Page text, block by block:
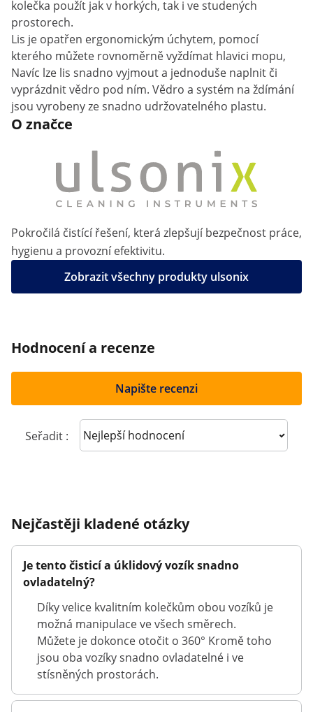
kolečka použít jak v horkých, tak i ve studených
prostorech.
Lis je opatřen ergonomickým úchytem, pomocí
kterého můžete rovnoměrně vyždímat hlavici mopu,
Navíc lze lis snadno vyjmout a jednoduše naplnit či
vyprázdnit vědro pod ním. Vědro a systém na ždímání
jsou vyrobeny ze snadno udržovatelného plastu.
O značce
Pokročilá čistící řešení, která zlepšují bezpečnost práce,
hygienu a provozní efektivitu.
Zobrazit všechny produkty ulsonix
Hodnocení a recenze
Napište recenzi
Seřadit : Sort reviews
Nejčastěji kladené otázky
Je tento čisticí a úklidový vozík snadno
ovladatelný?
Díky velice kvalitním kolečkům obou vozíků je
možná manipulace ve všech směrech.
Můžete je dokonce otočit o 360° Kromě toho
jsou oba vozíky snadno ovladatelné i ve
stísněných prostorách.